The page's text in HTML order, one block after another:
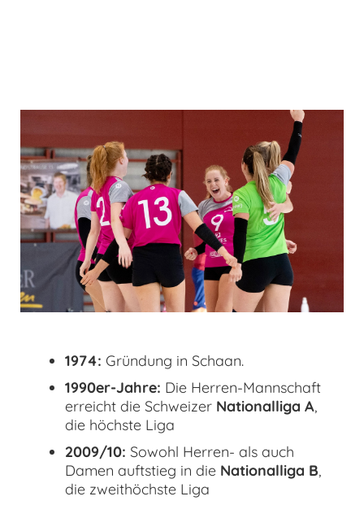
1974: Gründung in Schaan.
1990er-Jahre: Die Herren-Mannschaft
erreicht die Schweizer Nationalliga A,
die höchste Liga
2009/10: Sowohl Herren- als auch
Damen auftstieg in die Nationalliga B,
die zweithöchste Liga